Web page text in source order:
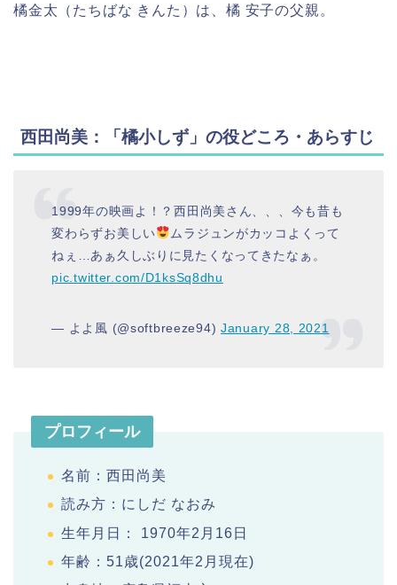
橘金太（たちばな きんた）は、橘 安子の父親。
西田尚美：「橘小しず」の役どころ・あらすじ
1999年の映画よ！？西田尚美さん、、、今も昔も
変わらずお美しい
ムラジュンがカッコよくって
ねぇ…あぁ久しぶりに見たくなってきたなぁ。
pic.twitter.com/D1ksSq8dhu
— よよ風 (@softbreeze94)January 28, 2021
プロフィール
名前：西田尚美
読み方：にしだ なおみ
生年月日： 1970年2月16日
年齢：51歳(2021年2月現在)